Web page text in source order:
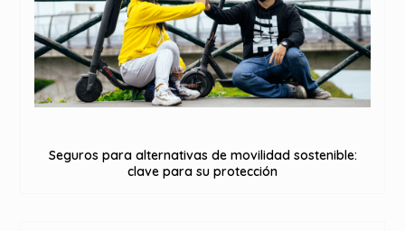
Seguros para alternativas de movilidad sostenible:
clave para su protección